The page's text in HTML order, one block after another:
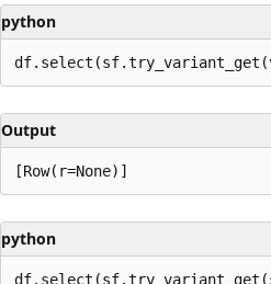
python
Output
python